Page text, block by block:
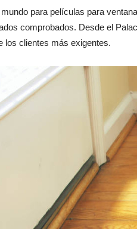
para películas para
comprobados. Desde el
los clientes más exigentes.